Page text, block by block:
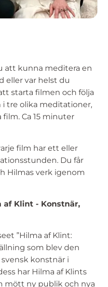
att kunna meditera en
eller var helst du
starta filmen och följa
i tre olika meditationer,
film. Ca 15 minuter
film har ett eller
Du får
Hilmas verk igenom
Klint - Konstnär,
”Hilma af Klint:
som blev den
konstnär i
har Hilma af Klints
mött ny publik och nya